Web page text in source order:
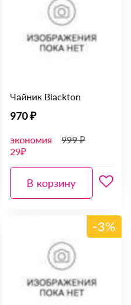
Чайник Blackton
970 ₽
экономия
29₽
999 ₽
В корзину
-3%